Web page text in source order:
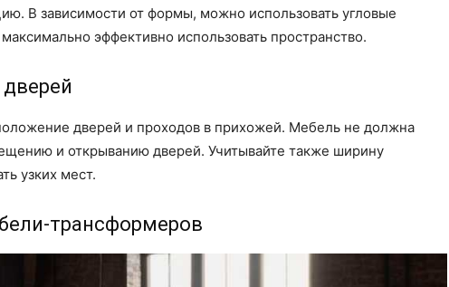
В зависимости от формы, можно использовать угловые
эффективно использовать пространство.
дверей и проходов в прихожей. Мебель не должна
и открыванию дверей. Учитывайте также ширину
узких мест.
трансформеров